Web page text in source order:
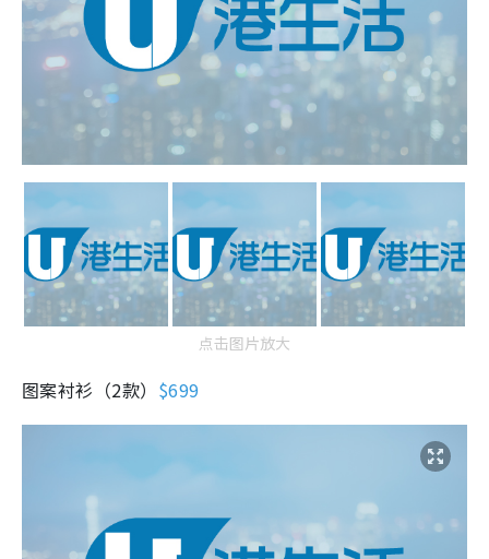
点击图片放大
图案衬衫（2款） $699